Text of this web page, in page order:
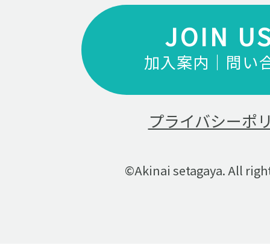
JOIN
加入案内｜問い
プライバシーポ
©Akinai setagaya. All